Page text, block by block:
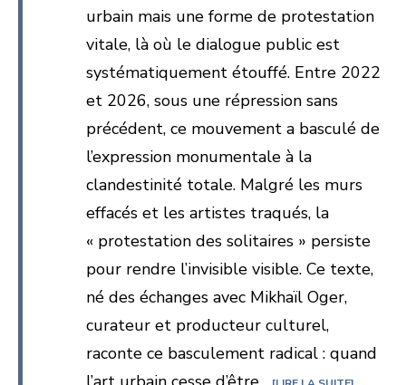
urbain mais une forme de protestation
vitale, là où le dialogue public est
systématiquement étouffé. Entre 2022
et 2026, sous une répression sans
précédent, ce mouvement a basculé de
l’expression monumentale à la
clandestinité totale. Malgré les murs
effacés et les artistes traqués, la
« protestation des solitaires » persiste
pour rendre l’invisible visible. Ce texte,
né des échanges avec Mikhaïl Oger,
curateur et producteur culturel,
raconte ce basculement radical : quand